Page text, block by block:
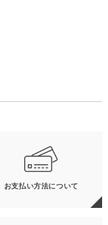
お支払い方法について